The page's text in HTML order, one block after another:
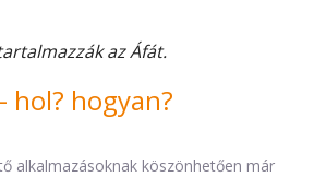
az Áfát.
hol? hogyan?
alkalmazásoknak köszönhetően már